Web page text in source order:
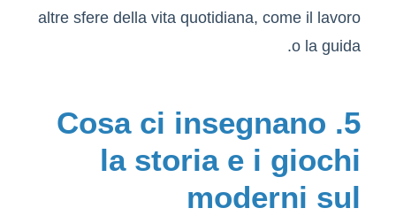
altre sfere della vita quotidiana, come il lavoro
o la guida.
5. Cosa ci insegnano
la storia e i giochi
moderni sul